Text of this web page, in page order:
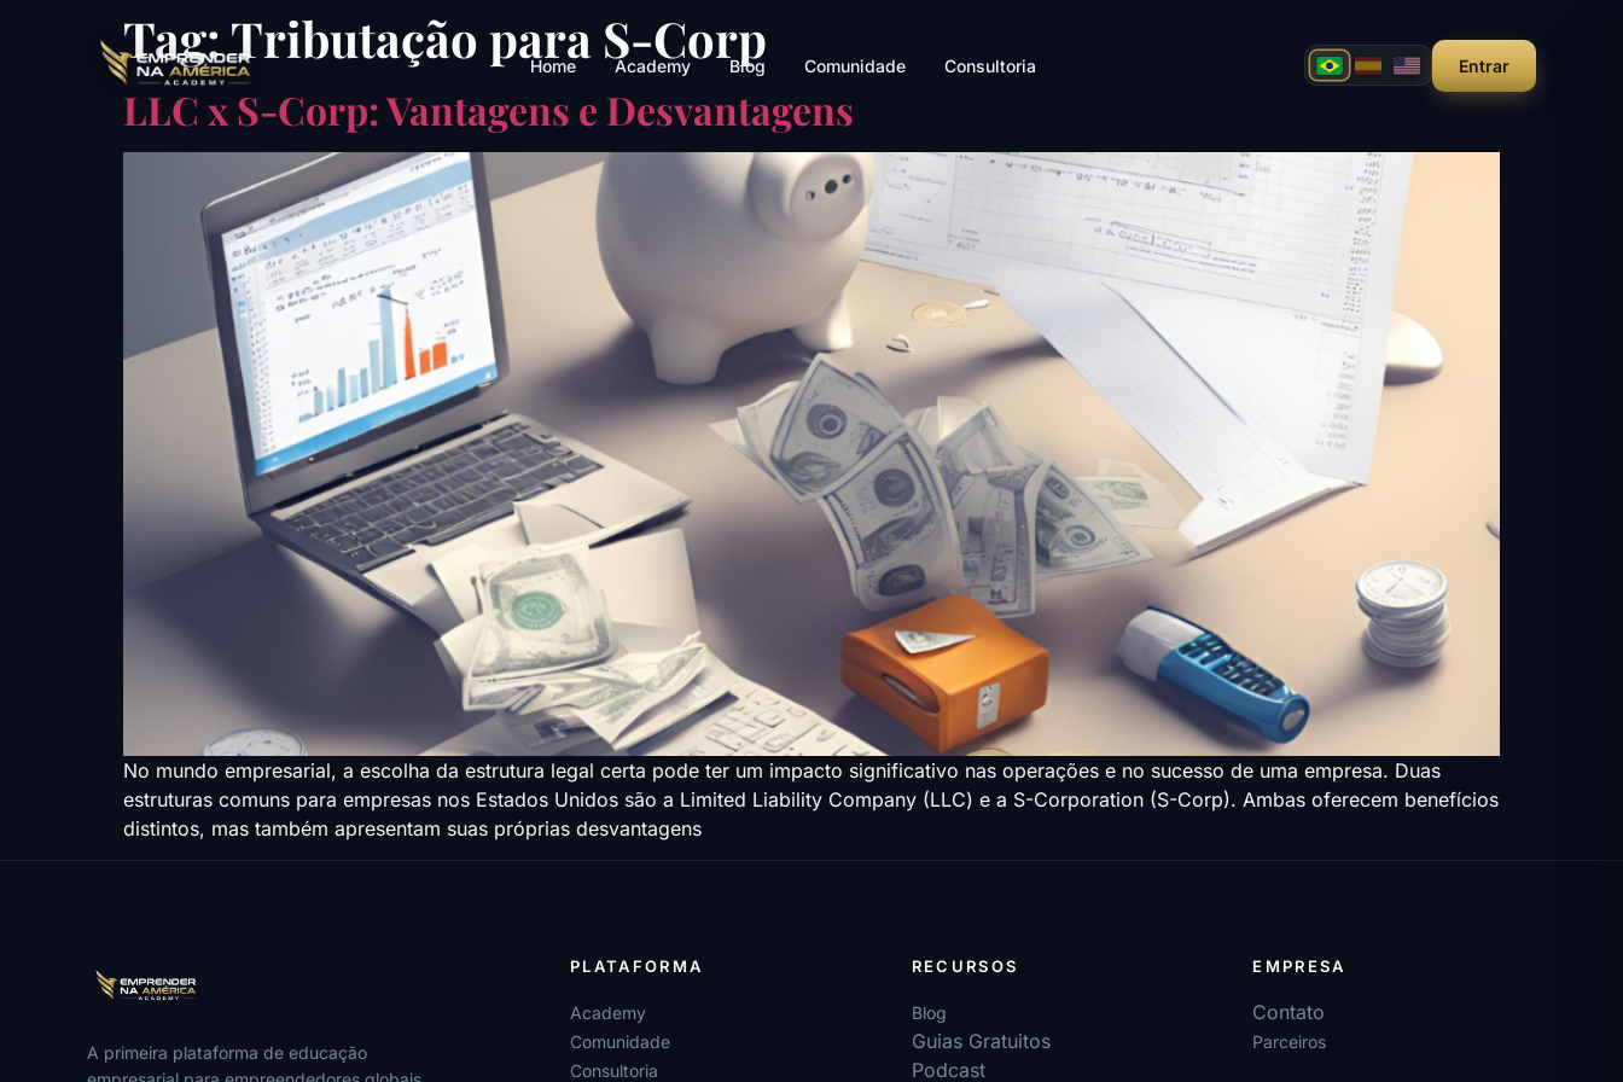
Home Academy Blog Comunidade Consultoria Entrar
Tag:Tributação para S-Corp
LLC x S-Corp: Vantagens e Desvantagens
No mundo empresarial, a escolha da estrutura legal certa pode ter um impacto significativo nas operações e no sucesso de uma empresa. Duas
estruturas comuns para empresas nos Estados Unidos são a Limited Liability Company (LLC) e a S-Corporation (S-Corp). Ambas oferecem benefícios
distintos, mas também apresentam suas próprias desvantagens
A primeira plataforma de educação
PLATAFORMA
Academy
Comunidade
Consultoria
RECURSOS
Blog
Guias Gratuitos
Podcast
EMPRESA
Contato
Parceiros